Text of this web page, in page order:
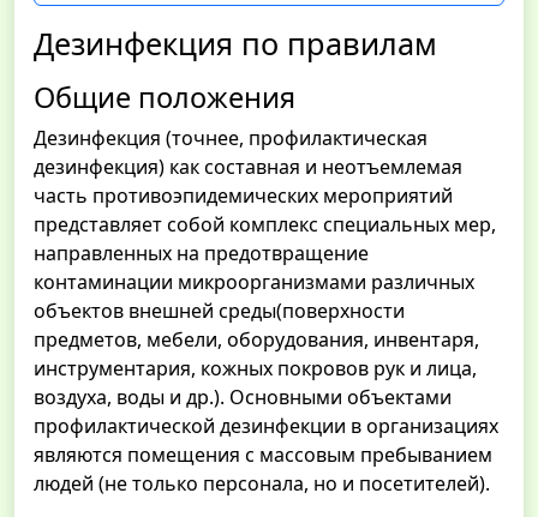
Дезинфекция по правилам
Общие положения
Дезинфекция (точнее, профилактическая
дезинфекция) как составная и неотъемлемая
часть противоэпидемических мероприятий
представляет собой комплекс специальных мер,
направленных на предотвращение
контаминации микроорганизмами различных
объектов внешней среды(поверхности
предметов, мебели, оборудования, инвентаря,
инструментария, кожных покровов рук и лица,
воздуха, воды и др.). Основными объектами
профилактической дезинфекции в организациях
являются помещения с массовым пребыванием
людей (не только персонала, но и посетителей).